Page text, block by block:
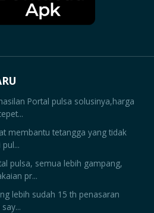
Portal pulsa solusinya,harga
membantu tetangga yang tidak
pulsa, semua lebih gampang,
pr...
lebih sudah 15 th penasaran